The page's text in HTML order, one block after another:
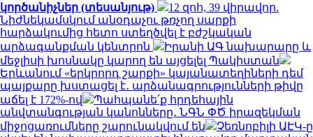
կործանիչներ (տեսանյութ)
12 զոհ, 39 վիրավոր.
Նիժնեկամսկում անօդաչու թռչող սարքի
հարձակումից հետո ստեղծվել է բժշկական
արձագանքման կենտրոն
Իրանի ԱԳ նախարարը և
մեջլիսի խոսնակը կարող են այցելել Պակիստան
Երևանում «երկրորդ շարքի» կայանատեղիների դեմ
պայքարը խստացել է․ արձանագրությունների թիվը
աճել է 172%-ով
Պահպանե՛ք հրդեհային
անվտանգության կանոնները․ ՆԳՆ ՓԾ իրազեկման
միջոցառումները շարունակվում են
Չեռնոբիլի ԱԷԿ-ը